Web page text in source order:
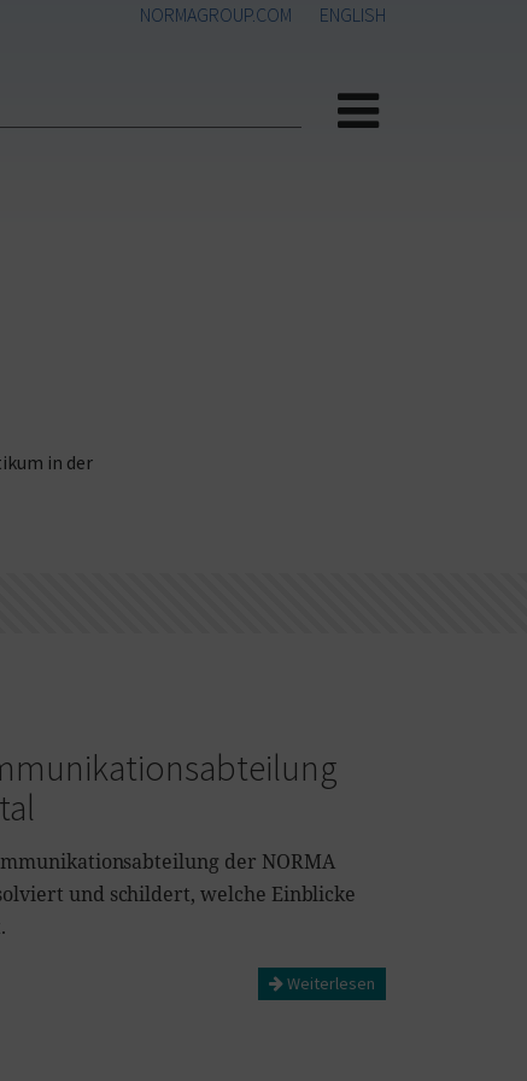
NORMAGROUP.COM ENGLISH
Menü
in der
der NORMA
und schildert, welche Einblicke
Weiterlesen